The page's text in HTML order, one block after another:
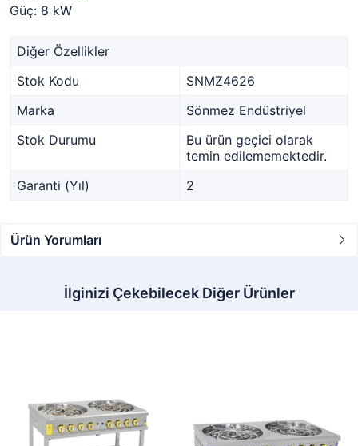
Güç: 8 kW
Diğer Özellikler
Stok Kodu
SNMZ4626
Marka
Sönmez Endüstriyel
Stok Durumu
Bu ürün geçici olarak
temin edilememektedir.
Garanti (Yıl)
2
Ürün Yorumları
İlginizi Çekebilecek Diğer Ürünler